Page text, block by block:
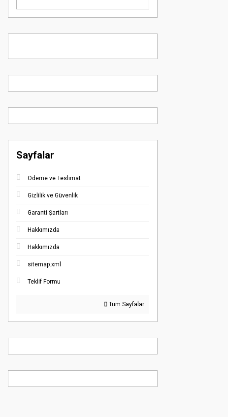
Sayfalar
Ödeme ve Teslimat
Gizlilik ve Güvenlik
Garanti Şartları
Hakkımızda
Hakkımızda
sitemap.xml
Teklif Formu
Tüm Sayfalar